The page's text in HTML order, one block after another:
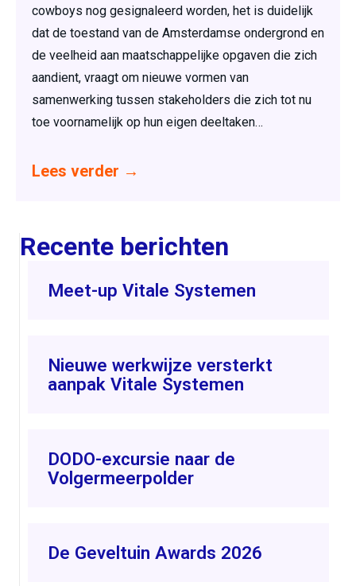
cowboys nog gesignaleerd worden, het is duidelijk
dat de toestand van de Amsterdamse ondergrond en
de veelheid aan maatschappelijke opgaven die zich
aandient, vraagt om nieuwe vormen van
samenwerking tussen stakeholders die zich tot nu
toe voornamelijk op hun eigen deeltaken…
Lees verder →
Recente berichten
Meet-up Vitale Systemen
Nieuwe werkwijze versterkt
aanpak Vitale Systemen
DODO-excursie naar de
Volgermeerpolder
De Geveltuin Awards 2026